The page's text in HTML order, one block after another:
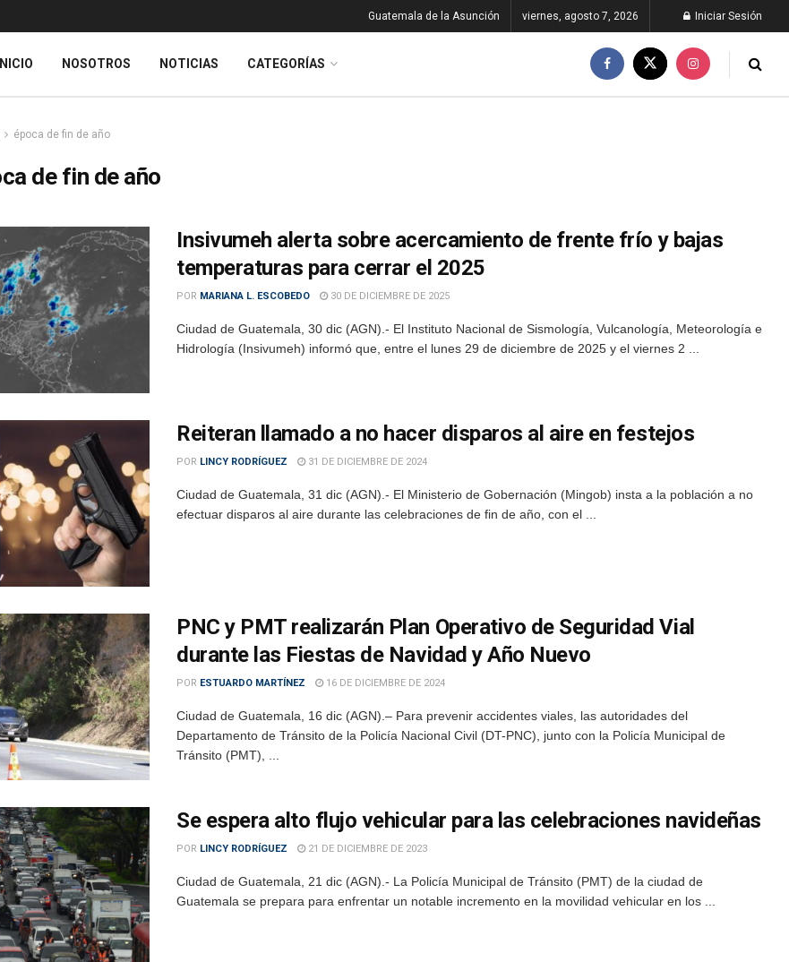
Guatemala de la Asunción viernes, agosto 7, 2026 Iniciar Sesión
INICIO NOSOTROS NOTICIAS CATEGORÍAS
época de fin de año
de fin de año
Insivumeh alerta sobre acercamiento de frente frío y bajas
temperaturas para cerrar el 2025
POR MARIANA L. ESCOBEDO 30 DE DICIEMBRE DE 2025
Ciudad de Guatemala, 30 dic (AGN).- El Instituto Nacional de Sismología, Vulcanología, Meteorología e
Hidrología (Insivumeh) informó que, entre el lunes 29 de diciembre de 2025 y el viernes 2 ...
Reiteran llamado a no hacer disparos al aire en festejos
POR LINCY RODRÍGUEZ 31 DE DICIEMBRE DE 2024
Ciudad de Guatemala, 31 dic (AGN).- El Ministerio de Gobernación (Mingob) insta a la población a no
efectuar disparos al aire durante las celebraciones de fin de año, con el ...
PNC y PMT realizarán Plan Operativo de Seguridad Vial
durante las Fiestas de Navidad y Año Nuevo
POR ESTUARDO MARTÍNEZ 16 DE DICIEMBRE DE 2024
Ciudad de Guatemala, 16 dic (AGN).– Para prevenir accidentes viales, las autoridades del
Departamento de Tránsito de la Policía Nacional Civil (DT-PNC), junto con la Policía Municipal de
Tránsito (PMT), ...
Se espera alto flujo vehicular para las celebraciones navideñas
POR LINCY RODRÍGUEZ 21 DE DICIEMBRE DE 2023
Ciudad de Guatemala, 21 dic (AGN).- La Policía Municipal de Tránsito (PMT) de la ciudad de
Guatemala se prepara para enfrentar un notable incremento en la movilidad vehicular en los ...